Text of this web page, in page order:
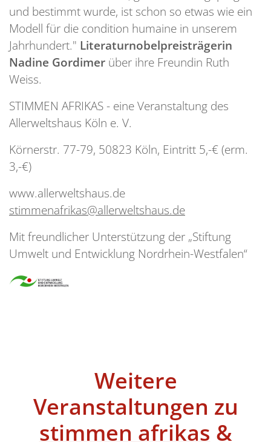
und bestimmt wurde, ist schon so etwas wie ein
Modell für die condition humaine in unserem
Jahrhundert." Literaturnobelpreisträgerin
Nadine Gordimer über ihre Freundin Ruth
Weiss.
STIMMEN AFRIKAS - eine Veranstaltung des
Allerweltshaus Köln e. V.
Körnerstr. 77-79, 50823 Köln, Eintritt 5,-€ (erm.
3,-€)
www.allerweltshaus.de
stimmenafrikas@allerweltshaus.de
Mit freundlicher Unterstützung der „Stiftung
Umwelt und Entwicklung Nordrhein-Westfalen“
Weitere
Veranstaltungen zu
stimmen afrikas &